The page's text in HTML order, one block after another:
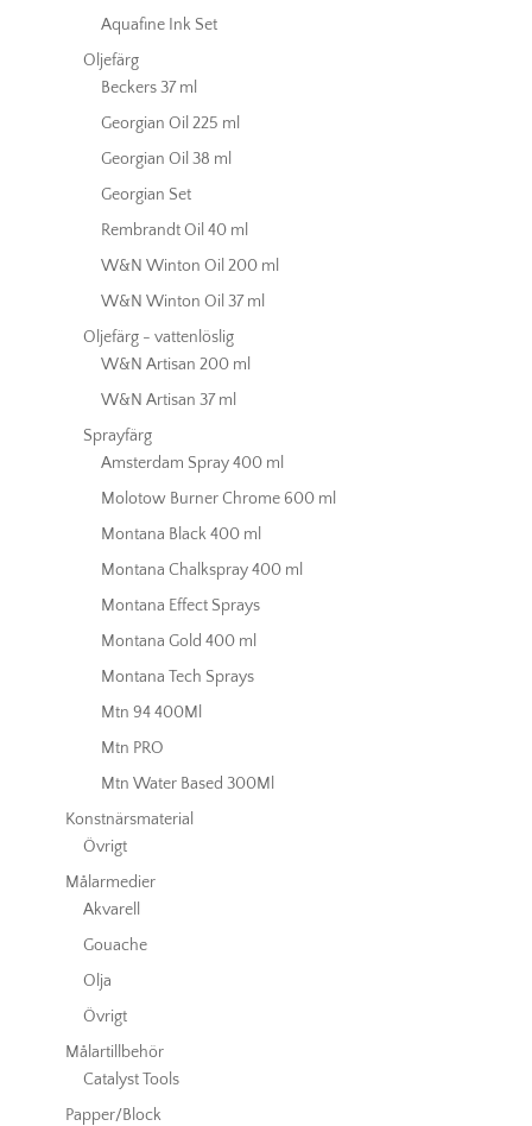
Aquafine Ink Set
Oljefärg
Beckers 37 ml
Georgian Oil 225 ml
Georgian Oil 38 ml
Georgian Set
Rembrandt Oil 40 ml
W&N Winton Oil 200 ml
W&N Winton Oil 37 ml
Oljefärg - vattenlöslig
W&N Artisan 200 ml
W&N Artisan 37 ml
Sprayfärg
Amsterdam Spray 400 ml
Molotow Burner Chrome 600 ml
Montana Black 400 ml
Montana Chalkspray 400 ml
Montana Effect Sprays
Montana Gold 400 ml
Montana Tech Sprays
Mtn 94 400Ml
Mtn PRO
Mtn Water Based 300Ml
Konstnärsmaterial
Övrigt
Målarmedier
Akvarell
Gouache
Olja
Övrigt
Målartillbehör
Catalyst Tools
Papper/Block